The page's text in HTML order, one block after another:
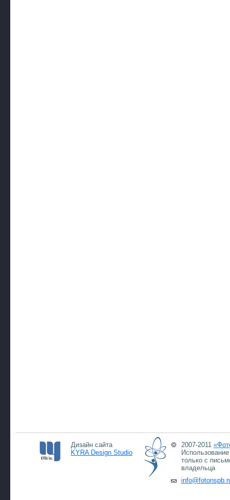
Дизайн сайта
KYRA Design Studio
2007-2011
только с
владельца